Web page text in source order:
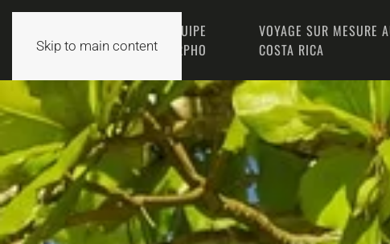
Skip to main content
ACCUEIL
L’ÉQUIPE
MORPHO
VOYAGE SUR MESURE
COSTA RICA